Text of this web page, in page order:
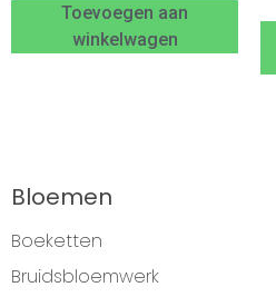
Toevoegen aan
winkelwagen
Bloemen
Boeketten
Bruidsbloemwerk